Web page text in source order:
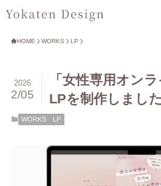
HOME WORKS LP
「女性専用オン
LPを制作しました
2026
2/05
WORKS LP